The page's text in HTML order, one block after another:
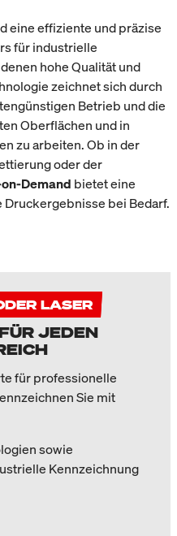
eine effiziente und präzise
für industrielle
hohe Qualität und
zeichnet sich durch
Betrieb und die
Oberflächen und in
zu arbeiten. Ob in der
oder der
Demand bietet eine
bei Bedarf.
LASER
JEDEN
für professionelle
Sie mit
sowie
Kennzeichnung